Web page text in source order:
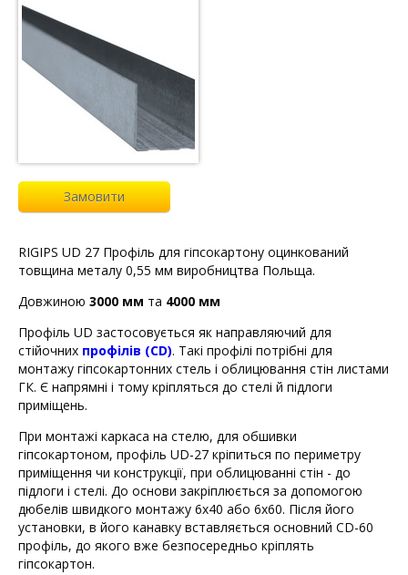
Замовити
RIGIPS UD 27 Профіль для гіпсокартону оцинкований
товщина металу 0,55 мм виробництва Польща.
Довжиною 3000 мм та 4000 мм
Профіль UD застосовується як направляючий для
стійочних профілів (СD). Такі профілі потрібні для
монтажу гіпсокартонних стель і облицювання стін листами
ГК. Є напрямні і тому кріпляться до стелі й підлоги
приміщень.
При монтажі каркаса на стелю, для обшивки
гіпсокартоном, профіль UD-27 кріпиться по периметру
приміщення чи конструкції, при облицюванні стін - до
підлоги і стелі. До основи закріплюється за допомогою
дюбелів швидкого монтажу 6х40 або 6х60. Після його
установки, в його канавку вставляється основний CD-60
профіль, до якого вже безпосередньо кріплять
гіпсокартон.